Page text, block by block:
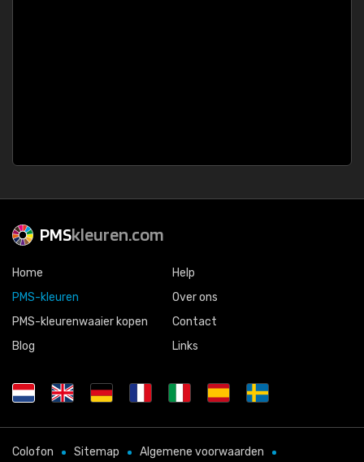
PMSkleuren.com
Home
PMS-kleuren
PMS-kleurenwaaier kopen
Blog
Help
Over ons
Contact
Links
Colofon Sitemap Algemene voorwaarden